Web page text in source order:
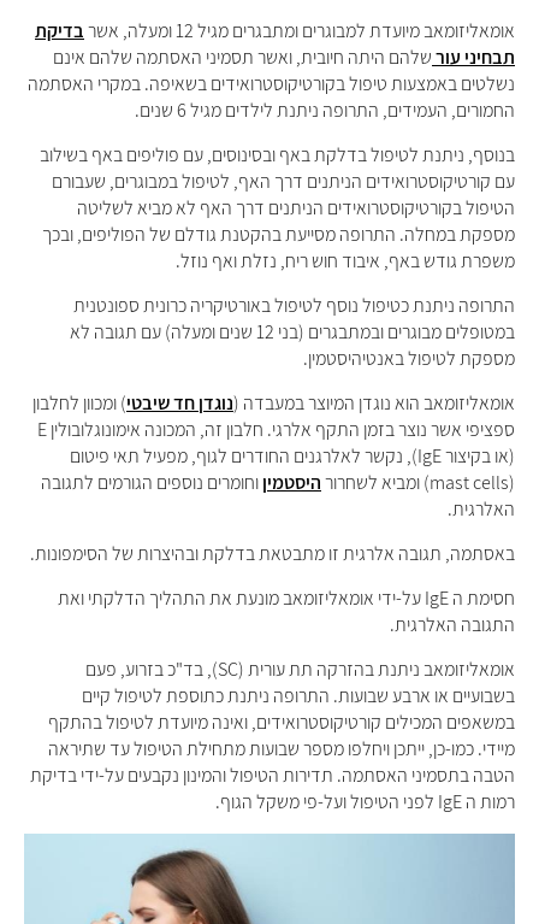
אומאליזומאב מיועדת למבוגרים ומתבגרים מגיל 12 ומעלה, אשר
בדיקת
תבחיני עורשלהם היתה חיובית, ואשר תסמיני האסתמה שלהם אינם
נשלטים באמצעות טיפול בקורטיקוסטרואידים בשאיפה. במקרי האסתמה
החמורים, העמידים, התרופה ניתנת לילדים מגיל 6 שנים.
בנוסף, ניתנת לטיפול בדלקת באף ובסינוסים, עם פוליפים באף בשילוב
עם קורטיקוסטרואידים הניתנים דרך האף, לטיפול במבוגרים, שעבורם
הטיפול בקורטיקוסטרואידים הניתנים דרך האף לא מביא לשליטה
מספקת במחלה. התרופה מסייעת בהקטנת גודלם של הפוליפים, ובכך
משפרת גודש באף, איבוד חוש ריח, נזלת ואף נוזל.
התרופה ניתנת כטיפול נוסף לטיפול באורטיקריה כרונית ספונטנית
במטופלים מבוגרים ובמתבגרים (בני 12 שנים ומעלה) עם תגובה לא
מספקת לטיפול באנטיהיסטמין.
אומאליזומאב הוא נוגדן המיוצר במעבדה (נוגדן חד שיבטי) ומכוון לחלבון
ספציפי אשר נוצר בזמן התקף אלרגי. חלבון זה, המכונה אימונוגלובולין E
(או בקיצור IgE), נקשר לאלרגנים החודרים לגוף, מפעיל תאי פיטום
(mast cells) ומביא לשחרור
היסטמיןוחומרים נוספים הגורמים לתגובה
האלרגית.
באסתמה, תגובה אלרגית זו מתבטאת בדלקת ובהיצרות של הסימפונות.
חסימת ה IgE על-ידי אומאליזומאב מונעת את התהליך הדלקתי ואת
התגובה האלרגית.
אומאליזומאב ניתנת בהזרקה תת עורית (SC), בד"כ בזרוע, פעם
בשבועיים או ארבע שבועות. התרופה ניתנת כתוספת לטיפול קיים
במשאפים המכילים קורטיקוסטרואידים, ואינה מיועדת לטיפול בהתקף
מיידי. כמו-כן, ייתכן ויחלפו מספר שבועות מתחילת הטיפול עד שתיראה
הטבה בתסמיני האסתמה. תדירות הטיפול והמינון נקבעים על-ידי בדיקת
רמות ה IgE לפני הטיפול ועל-פי משקל הגוף.